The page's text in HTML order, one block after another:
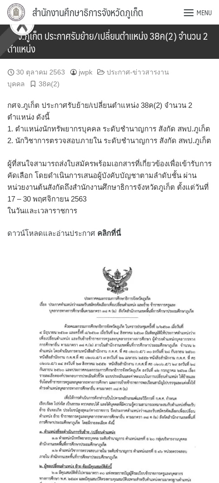
Skip
content
สำนักงานศึกษาธิการจังหวัดภูเก็ต MENU
กศจ.ภูเก็ต ประกาศรับย้าย/เปลี่ยนตำแหน่ง 38ค(2) จำนวน 2
ตำแหน่ง
30 ตุลาคม 2563 jwpk
ประกาศ-ข่าวสารงาน
บุคคล
38ค(2)
กศจ.ภูเก็ต ประกาศรับย้าย/เปลี่ยนตำแหน่ง 38ค(2) จำนวน 2
ตำแหน่ง ดังนี้
1. ตำแหน่งนักทรัพยากรบุคคล ระดับชำนาญการ สังกัด สพป.ภูเก็ต
2. นักวิชาการตรวจสอบภายใน ระดับชำนาญการ สังกัด สพป.ภูเก็ต
ผู้ที่สนใจสามารถส่งใบสมัครพร้อมเอกสารที่เกี่ยวข้องเพื่อเข้ารับการ
คัดเลือก โดยดำเนินการเสนอผู้บังคับบัญชาตามลำดับชั้น ผ่าน
หน่วยงานต้นสังกัดถึงสำนักงานศึกษาธิการจังหวัดภูเก็ต ตั้งแต่วันที่
17 – 30 พฤศจิกายน 2563
ในวันและเวลาราชการ
ดาวน์โหลดและอ่านประกาศ คลิกที่นี่